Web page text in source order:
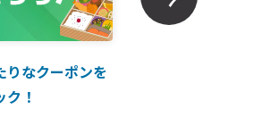
りなクーポンを
！